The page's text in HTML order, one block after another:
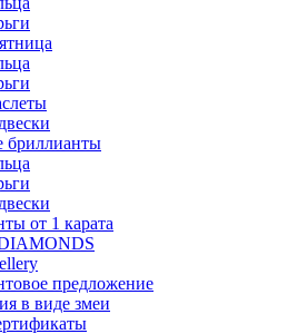
бриллианты
от 1 карата
предложение
в виде змеи